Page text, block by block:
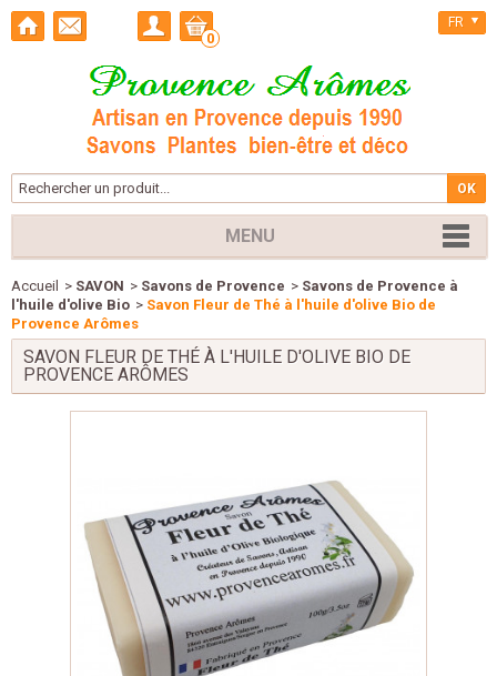
0
FR
MENU
Accueil > SAVON > Savons de Provence > Savons de Provence à
l'huile d'olive Bio > Savon Fleur de Thé à l'huile d'olive Bio de
Provence Arômes
SAVON FLEUR DE THÉ À L'HUILE D'OLIVE BIO DE
PROVENCE ARÔMES